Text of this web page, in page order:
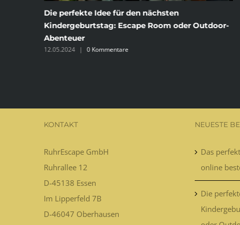
Die perfekte Idee für den nächsten
Kindergeburtstag: Escape Room oder Outdoor-
Abenteuer
12.05.2024 | 0 Kommentare
KONTAKT
RuhrEscape GmbH
Ruhrallee 12
D-45138 Essen
Im Lipperfeld 7B
D-46047 Oberhausen
NEUESTE
Das
online
Die